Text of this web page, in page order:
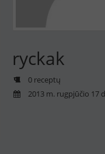
ryckak
0 receptų
2013 m. rugpjūčio 17